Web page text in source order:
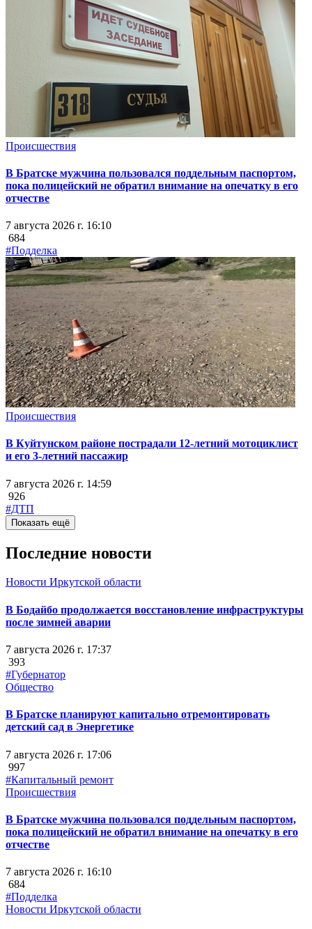
Происшествия
В Братске мужчина пользовался поддельным паспортом,
пока полицейский не обратил внимание на опечатку в его
отчестве
7 августа 2026 г. 16:10
684
#Подделка
Происшествия
В Куйтунском районе пострадали 12-летний мотоциклист
и его 3-летний пассажир
7 августа 2026 г. 14:59
926
#ДТП
Показать ещё
Последние новости
Новости Иркутской области
В Бодайбо продолжается восстановление инфраструктуры
после зимней аварии
7 августа 2026 г. 17:37
393
#Губернатор
Общество
В Братске планируют капитально отремонтировать
детский сад в Энергетике
7 августа 2026 г. 17:06
997
#Капитальный ремонт
Происшествия
В Братске мужчина пользовался поддельным паспортом,
пока полицейский не обратил внимание на опечатку в его
отчестве
7 августа 2026 г. 16:10
684
#Подделка
Новости Иркутской области